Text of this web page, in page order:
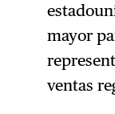
mayor
ventas